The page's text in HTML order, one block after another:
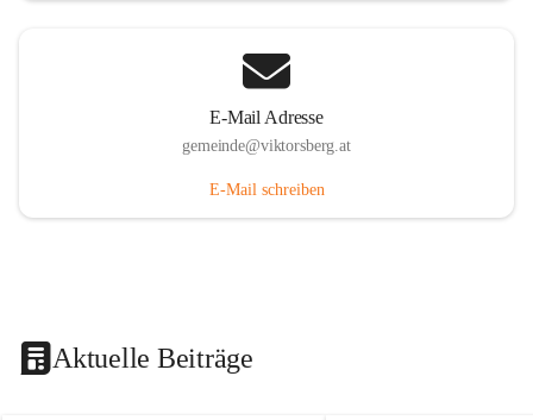
E-Mail Adresse
gemeinde@viktorsberg.at
E-Mail schreiben
Aktuelle Beiträge